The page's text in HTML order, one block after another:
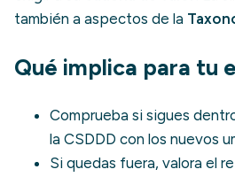
también a aspectos de la
Qué implica para tu
Comprueba si sigues
la CSDDD con los nuevos
Si quedas fuera, valora el